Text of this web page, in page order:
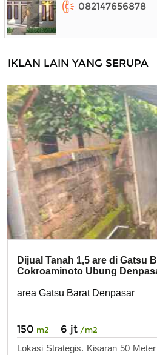
082147656878
IKLAN LAIN YANG SERUPA
Dijual Tanah 1,5 are di Gatsu
Cokroaminoto Ubung
area Gatsu Barat Denpasar
150 m2 6 jt /m2
Lokasi Strategis. Kisaran 50